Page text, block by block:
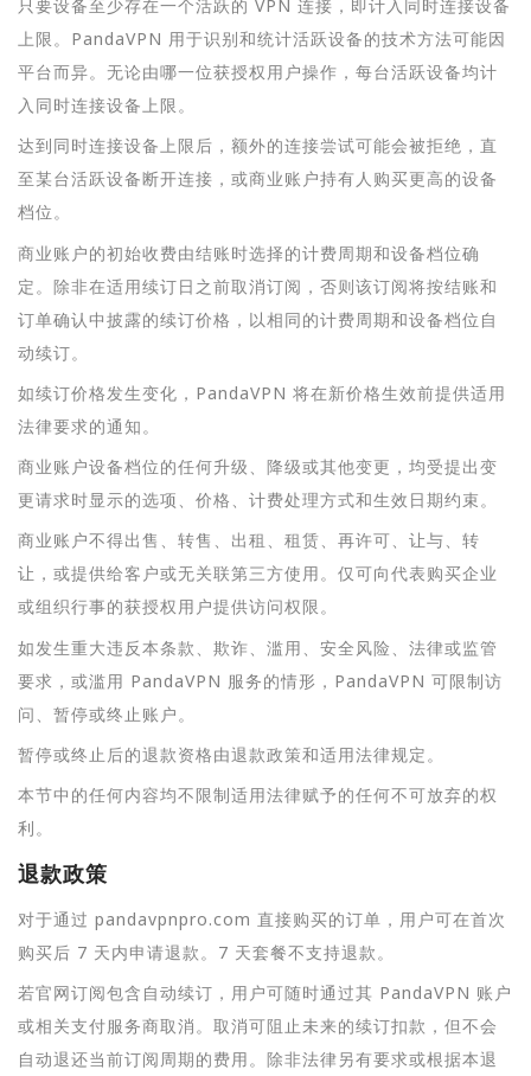
只要设备至少存在一个活跃的 VPN 连接，即计入同时连接设备
上限。PandaVPN 用于识别和统计活跃设备的技术方法可能因
平台而异。无论由哪一位获授权用户操作，每台活跃设备均计
入同时连接设备上限。
达到同时连接设备上限后，额外的连接尝试可能会被拒绝，直
至某台活跃设备断开连接，或商业账户持有人购买更高的设备
档位。
商业账户的初始收费由结账时选择的计费周期和设备档位确
定。除非在适用续订日之前取消订阅，否则该订阅将按结账和
订单确认中披露的续订价格，以相同的计费周期和设备档位自
动续订。
如续订价格发生变化，PandaVPN 将在新价格生效前提供适用
法律要求的通知。
商业账户设备档位的任何升级、降级或其他变更，均受提出变
更请求时显示的选项、价格、计费处理方式和生效日期约束。
商业账户不得出售、转售、出租、租赁、再许可、让与、转
让，或提供给客户或无关联第三方使用。仅可向代表购买企业
或组织行事的获授权用户提供访问权限。
如发生重大违反本条款、欺诈、滥用、安全风险、法律或监管
要求，或滥用 PandaVPN 服务的情形，PandaVPN 可限制访
问、暂停或终止账户。
暂停或终止后的退款资格由退款政策和适用法律规定。
本节中的任何内容均不限制适用法律赋予的任何不可放弃的权
利。
退款政策
对于通过 pandavpnpro.com 直接购买的订单，用户可在首次
购买后 7 天内申请退款。7 天套餐不支持退款。
若官网订阅包含自动续订，用户可随时通过其 PandaVPN 账户
或相关支付服务商取消。取消可阻止未来的续订扣款，但不会
自动退还当前订阅周期的费用。除非法律另有要求或根据本退